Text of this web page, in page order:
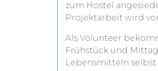
zum Hostel
Projektarbeit wird
Als Volunteer
Frühstück und
Lebensmitteln selbst